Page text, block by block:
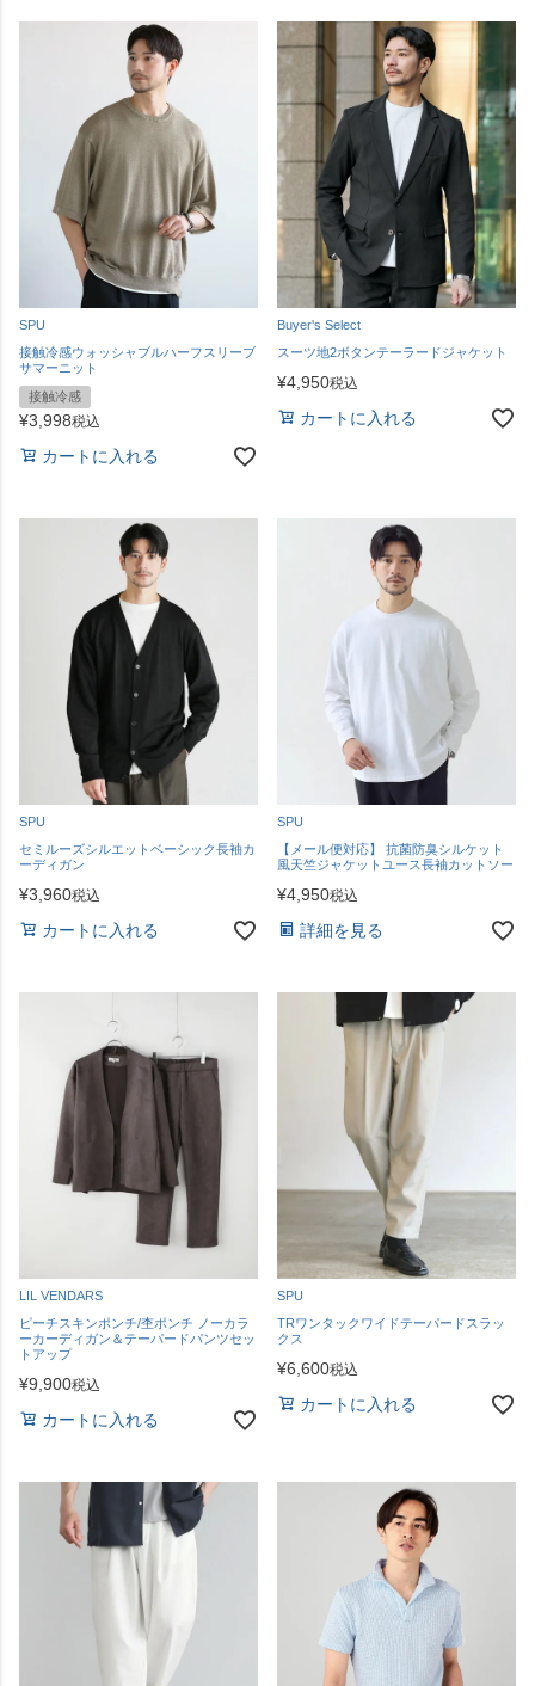
SPU
接触冷感ウォッシャブルハーフスリーブ
サマーニット
接触冷感
¥3,998税込
カートに入れる
Buyer's Select
スーツ地2ボタンテーラードジャケット
¥4,950税込
カートに入れる
SPU
セミルーズシルエットベーシック長袖カ
ーディガン
¥3,960税込
カートに入れる
SPU
【メール便対応】 抗菌防臭シルケット
風天竺ジャケットユース長袖カットソー
¥4,950税込
詳細を見る
LIL VENDARS
ピーチスキンポンチ/杢ポンチ ノーカラ
ーカーディガン＆テーパードパンツセッ
トアップ
¥9,900税込
カートに入れる
SPU
TRワンタックワイドテーパードスラッ
クス
¥6,600税込
カートに入れる